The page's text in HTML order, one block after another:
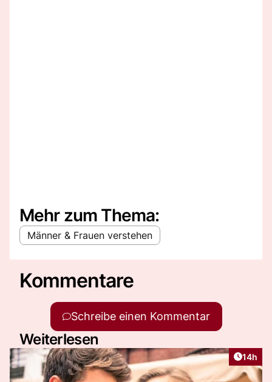
Mehr zum Thema:
Männer & Frauen verstehen
Kommentare
Schreibe einen Kommentar
Weiterlesen
Artikel
14h